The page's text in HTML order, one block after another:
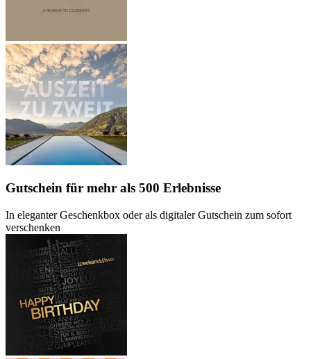
Gutschein für mehr als 500 Erlebnisse
In eleganter Geschenkbox oder als digitaler Gutschein zum sofort
verschenken